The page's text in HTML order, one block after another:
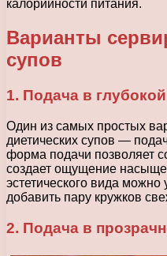
калорийности питания.
Варианты
супов
1. Подача в
Один из самых простых
диетических супов —
форма подачи позволяет
создает ощущение
эстетического вида можно
добавить пару кружков
2. Подача в